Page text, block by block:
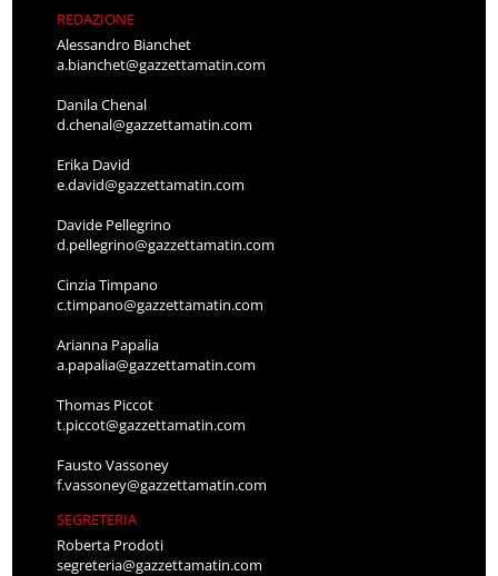
REDAZIONE
Alessandro Bianchet
a.bianchet@gazzettamatin.com
Danila Chenal
d.chenal@gazzettamatin.com
Erika David
e.david@gazzettamatin.com
Davide Pellegrino
d.pellegrino@gazzettamatin.com
Cinzia Timpano
c.timpano@gazzettamatin.com
Arianna Papalia
a.papalia@gazzettamatin.com
Thomas Piccot
t.piccot@gazzettamatin.com
Fausto Vassoney
f.vassoney@gazzettamatin.com
SEGRETERIA
Roberta Prodoti
segreteria@gazzettamatin.com